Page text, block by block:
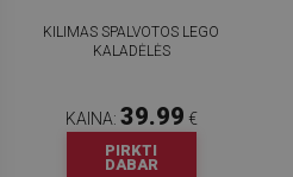
KILIMAS SPALVOTOS LEGO
KALADĖLĖS
KAINA: 39.99 €
PIRKTI
DABAR